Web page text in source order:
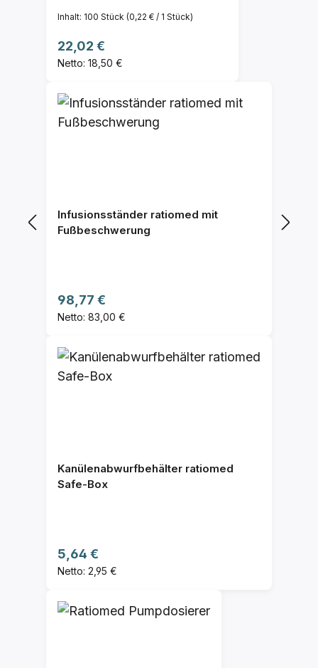
Inhalt: 100 Stück (0,22 € / 1 Stück)
Regulärer Preis:
22,02 €
Netto: 18,50 €
Infusionsständer ratiomed mit
Fußbeschwerung
Regulärer Preis:
98,77 €
Netto: 83,00 €
Kanülenabwurfbehälter ratiomed
Safe-Box
Regulärer Preis:
5,64 €
Netto: 2,95 €